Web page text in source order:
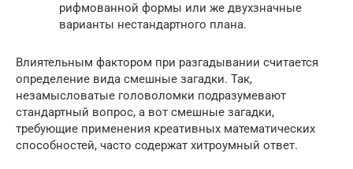
рифмованной формы или же двухзначные
варианты нестандартного плана.
Влиятельным фактором при разгадывании считается
определение вида смешные загадки. Так,
незамысловатые головоломки подразумевают
стандартный вопрос, а вот смешные загадки,
требующие применения креативных математических
способностей, часто содержат хитроумный ответ.